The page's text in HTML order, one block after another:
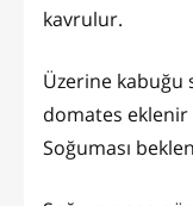
kavrulur.
Üzerine kabuğu
domates
Soğuması